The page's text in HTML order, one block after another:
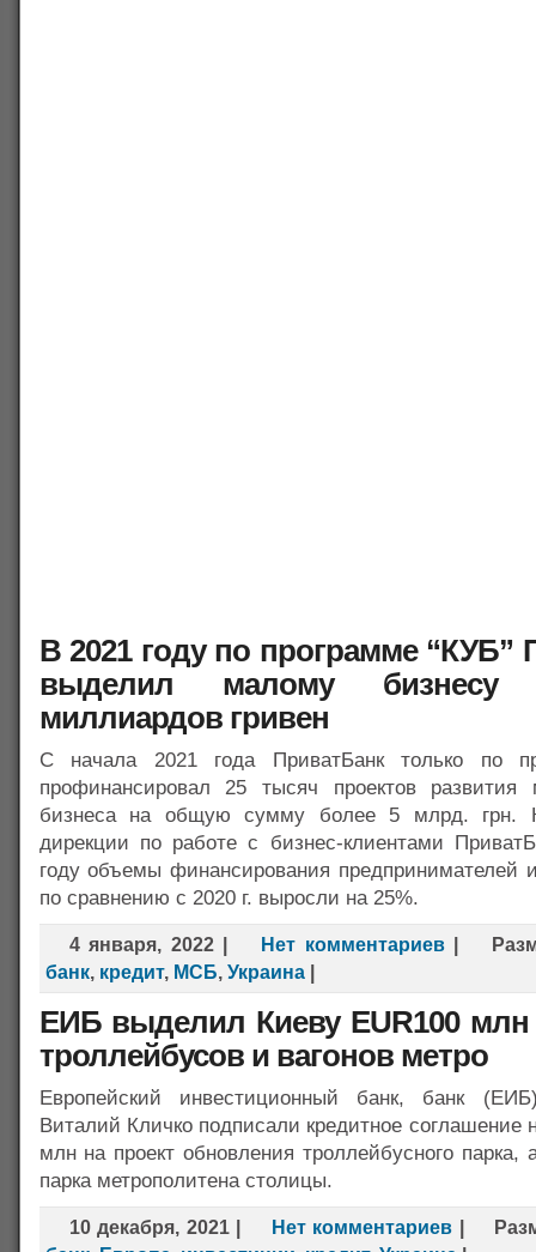
В 2021 году по программе “КУБ”
выделил малому
миллиардов гривен
С начала 2021 года ПриватБанк только по
профинансировал 25 тысяч проектов
бизнеса на общую сумму более 5 млрд. грн.
дирекции по работе с бизнес-клиентами
году объемы финансирования предпринимателей
по сравнению с 2020 г. выросли на 25%.
4 января, 2022| Нет комментариев
банк, кредит, МСБ, Украина|
ЕИБ выделил Киеву EUR100 млн
троллейбусов и вагонов метро
Европейский инвестиционный банк, банк
Виталий Кличко подписали кредитное соглашение
млн на проект обновления троллейбусного парка,
парка метрополитена столицы.
10 декабря, 2021| Нет комментариев